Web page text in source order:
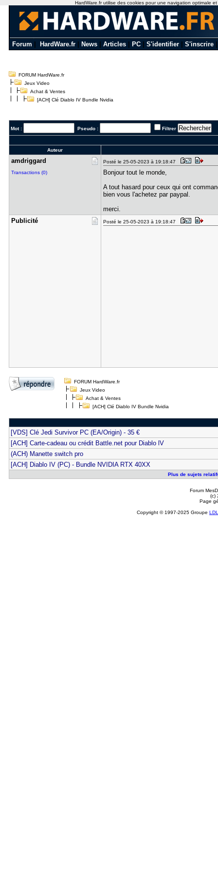
Forum HardWare.fr News Articles PC S'identifier S'inscrire
FORUM HardWare.fr
Jeux Video
Achat & Ventes
[ACH] Clé Diablo IV Bundle Nvidia
Mot : Pseudo : Filtrer
Auteur
amdriggard
Transactions (0)
Posté le 25-05-2023 à 19:18:47
Bonjour tout le monde,
A tout hasard pour ceux qui ont
bien vous l'achetez par paypal.
merci.
Publicité
Posté le 25-05-2023 à 19:18:47
FORUM HardWare.fr
Jeux Video
Achat & Ventes
[ACH] Clé Diablo IV Bundle Nvidia
[VDS] Clé Jedi Survivor PC (EA/Origin) - 35 €
[ACH] Carte-cadeau ou crédit Battle.net pour Diablo lV
(ACH) Manette switch pro
[ACH] Diablo IV (PC) - Bundle NVIDIA RTX 40XX
Plus de sujets
Forum
(c)
Page
Copyright © 1997-2025 Groupe
HardWare.fr utilise des cookies pour une navigation optimale